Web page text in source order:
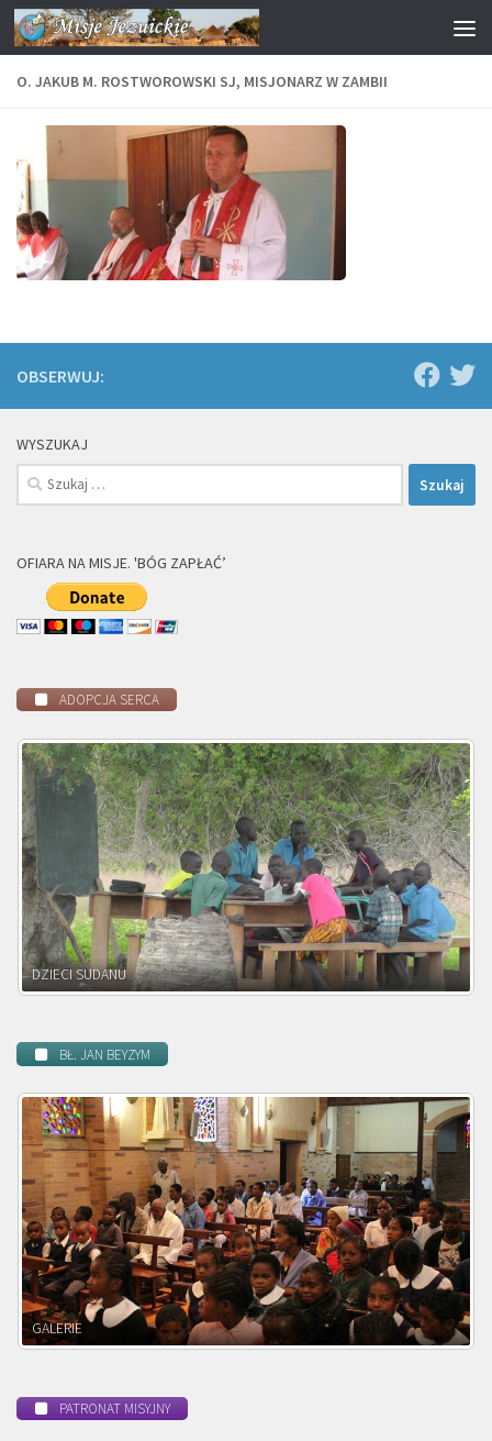
Przejdź do treści
O. JAKUB M. ROSTWOROWSKI SJ, MISJONARZ W ZAMBII
OBSERWUJ:
WYSZUKAJ
Szukaj:
OFIARA NA MISJE. 'BÓG ZAPŁAĆ’
ADOPCJA SERCA
DZIECI ZAMBII
BŁ. JAN BEYZYM
POWOŁANIE MISYJNE
PATRONAT MISYJNY